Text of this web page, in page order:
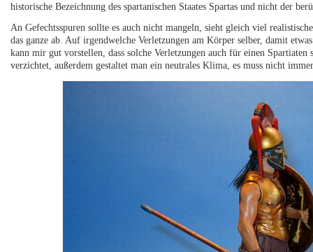
historische Bezeichnung des spartanischen Staates Spartas und nicht der
An Gefechtsspuren sollte es auch nicht mangeln, sieht gleich viel
das ganze ab. Auf irgendwelche Verletzungen am Körper selber, damit
kann mir gut vorstellen, dass solche Verletzungen auch für einen
verzichtet, außerdem gestaltet man ein neutrales Klima, es muss nicht